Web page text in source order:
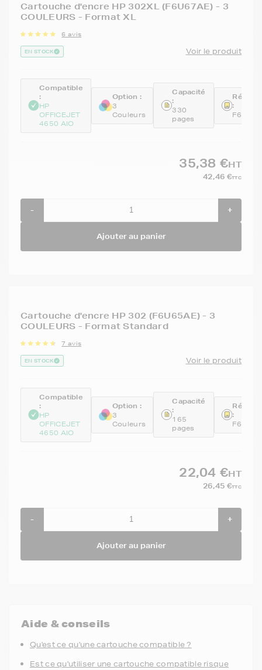
Cartouche d'encre HP 302XL (F6U67AE) - 3
COULEURS - Format XL
6 avis
EN STOCK Voir le produit
Compatible
:
HP
OFFICEJET
4650 AIO
Option :
3
Couleurs
Capacité
:
330
pages
:
35,38 €HT
42,46 €TTC
- +
Ajouter au panier
OFFICEJET
Option :
Couleurs